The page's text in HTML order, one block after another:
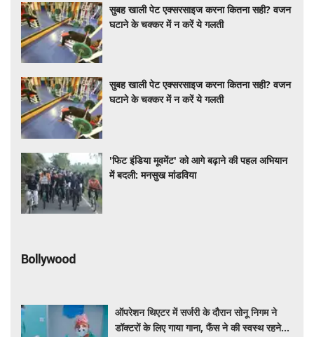
सुबह खाली पेट एक्सरसाइज करना कितना सही? वजन
घटाने के चक्कर में न करें ये गलती
सुबह खाली पेट एक्सरसाइज करना कितना सही? वजन
घटाने के चक्कर में न करें ये गलती
'फिट इंडिया मूवमेंट' को आगे बढ़ाने की पहल अभियान
में बदली: मनसुख मांडविया
Bollywood
ऑपरेशन थिएटर में सर्जरी के दौरान सोनू निगम ने
डॉक्टरों के लिए गाया गाना, फैंस ने की स्वस्थ रहने